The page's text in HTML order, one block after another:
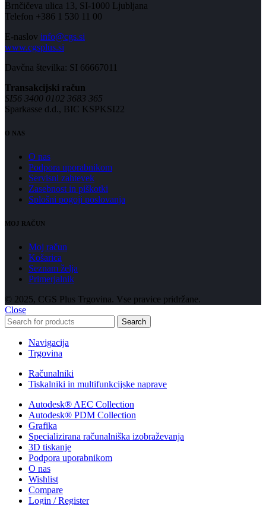
Brnčičeva ulica 13, SI-1000 Ljubljana
Telefon +386 1 530 11 00
E-naslov info@cgs.si
www.cgsplus.si
Davčna številka: SI 66667011
Transakcijski račun
SI56 3400 0102 3683 365
Sparkasse d.d., BIC KSPKSI22
O NAS
O nas
Podpora uporabnikom
Servisni zahtevek
Zasebnost in piškotki
Splošni pogoji poslovanja
MOJ RAČUN
Moj račun
Košarica
Seznam želja
Primerjalnik
© 2025, CGS Plus Trgovina. Vse pravice pridržane.
Close
Search
Navigacija
Trgovina
Računalniki
Tiskalniki in multifunkcijske naprave
Autodesk® AEC Collection
Autodesk® PDM Collection
Grafika
Specializirana računalniška izobraževanja
3D tiskanje
Podpora uporabnikom
O nas
Wishlist
Compare
Login / Register